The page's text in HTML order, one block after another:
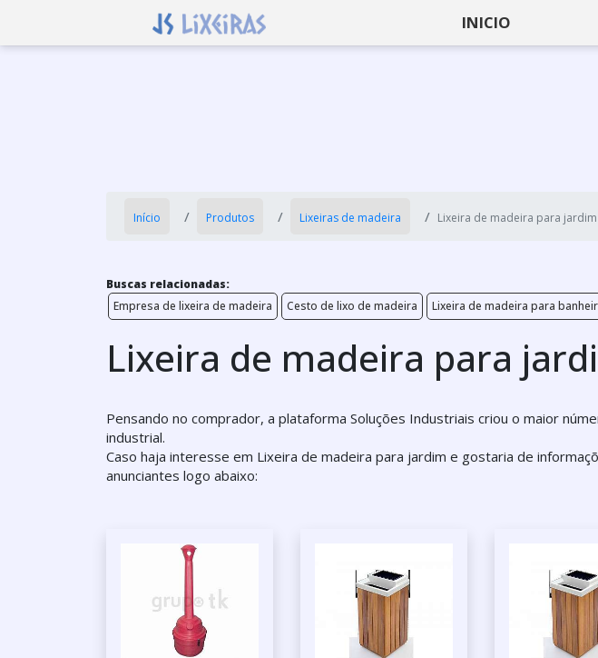
INICIO
Início Produtos Lixeiras de madeira Lixeira de madeira para jardim
Buscas relacionadas:
Empresa de lixeira de madeira
Cesto de lixo de madeira Lixeira de madeira para
Lixeira de madeira para
Pensando no comprador, a plataforma Soluções Industriais criou o maior
industrial.
Caso haja interesse em Lixeira de madeira para jardim e gostaria de
anunciantes logo abaixo: